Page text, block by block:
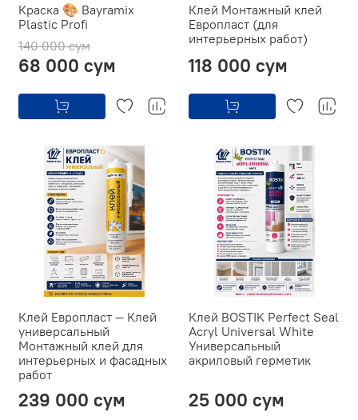
Краска 🎨 Bayramix
Plastic Profi
140 000 сум
68 000 сум
Клей Монтажный клей
Европласт (для
интерьерных работ)
118 000 сум
Клей Европласт — Клей
универсальный
Монтажный клей для
интерьерных и фасадных
работ
239 000 сум
Клей BOSTIK Perfect Seal
Acryl Universal White
Универсальный
акриловый герметик
25 000 сум